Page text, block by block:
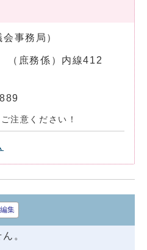
事務局）
（庶務係）内線412
注意ください！
編集
。